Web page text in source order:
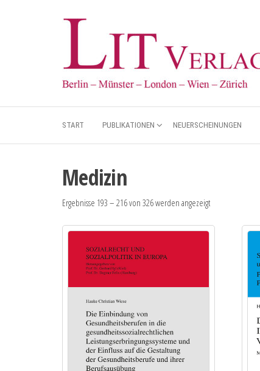
START PUBLIKATIONEN NEUERSCHEINUNGEN
Medizin
Ergebnisse 193 – 216 von 326 werden angezeigt